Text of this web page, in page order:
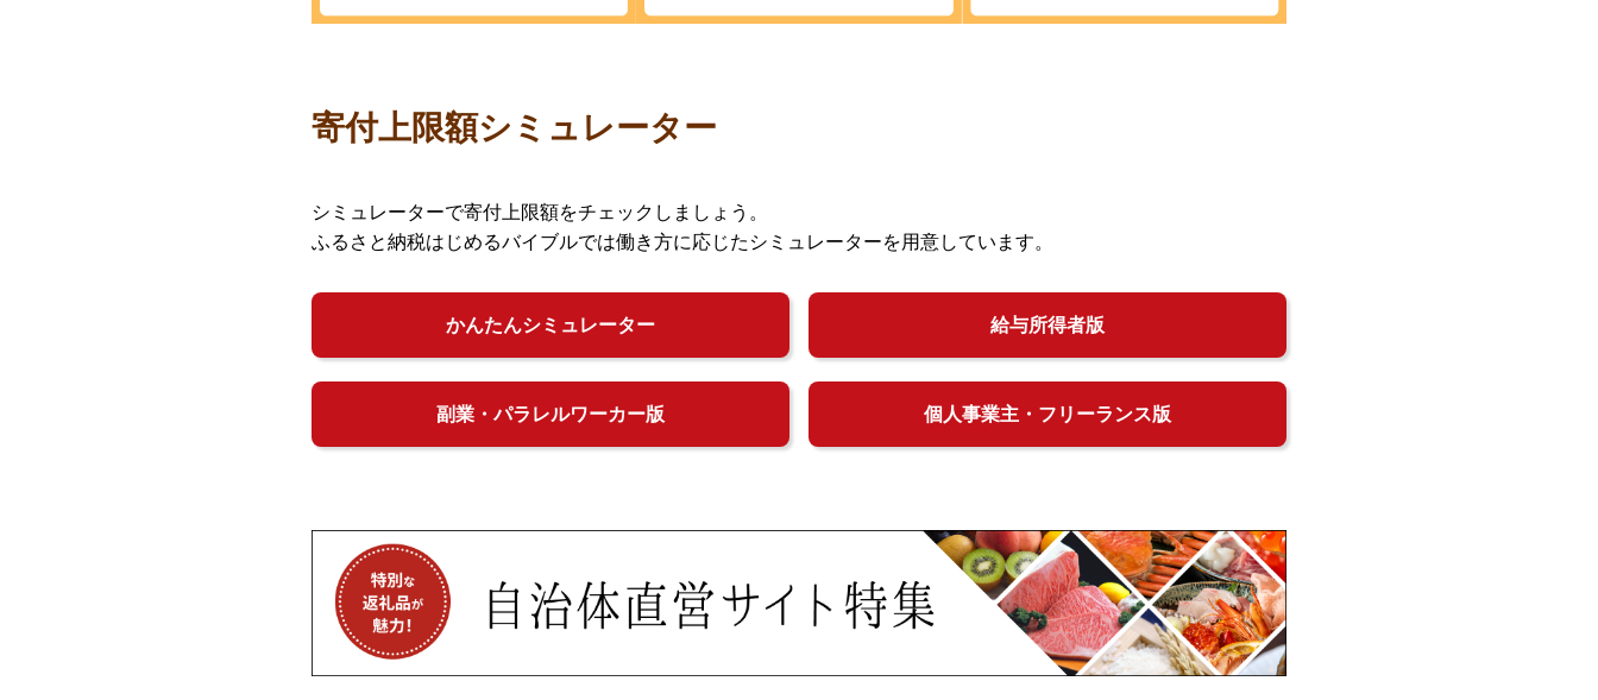
寄付上限額シミュレーター
シミュレーターで寄付上限額をチェックしましょう。
ふるさと納税はじめるバイブルでは働き方に応じたシミュレーターを用意しています。
かんたんシミュレーター 給与所得者版
副業・パラレルワーカー版 個人事業主・フリーランス版